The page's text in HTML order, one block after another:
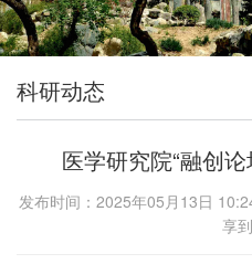
科研动态
医学研究院“融创
发布时间：2025年05月13日
享